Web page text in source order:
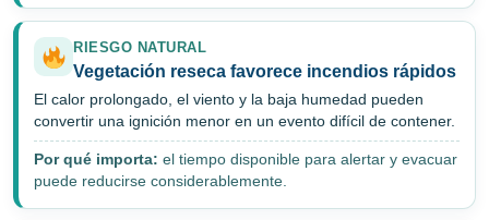
RIESGO NATURAL
Vegetación reseca favorece incendios rápidos
El calor prolongado, el viento y la baja humedad pueden
convertir una ignición menor en un evento difícil de contener.
Por qué importa: el tiempo disponible para alertar y evacuar
puede reducirse considerablemente.